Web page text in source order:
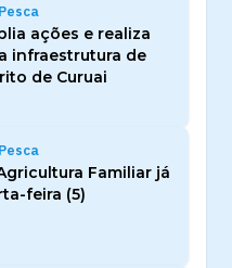
ações e realiza
infraestrutura de
de Curuai
Familiar já
feira (5)